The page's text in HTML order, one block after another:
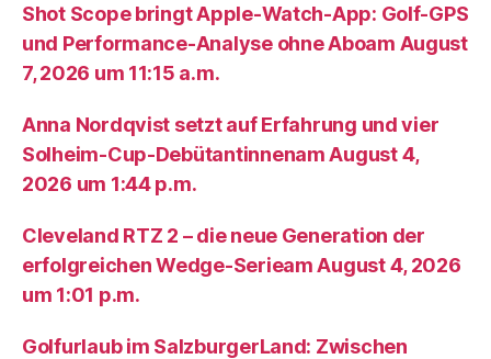
Shot Scope bringt Apple-Watch-App: Golf-GPS
und Performance-Analyse ohne Aboam August
7, 2026 um 11:15 a.m.
Anna Nordqvist setzt auf Erfahrung und vier
Solheim-Cup-Debütantinnenam August 4,
2026 um 1:44 p.m.
Cleveland RTZ 2 – die neue Generation der
erfolgreichen Wedge-Serieam August 4, 2026
um 1:01 p.m.
Golfurlaub im SalzburgerLand: Zwischen